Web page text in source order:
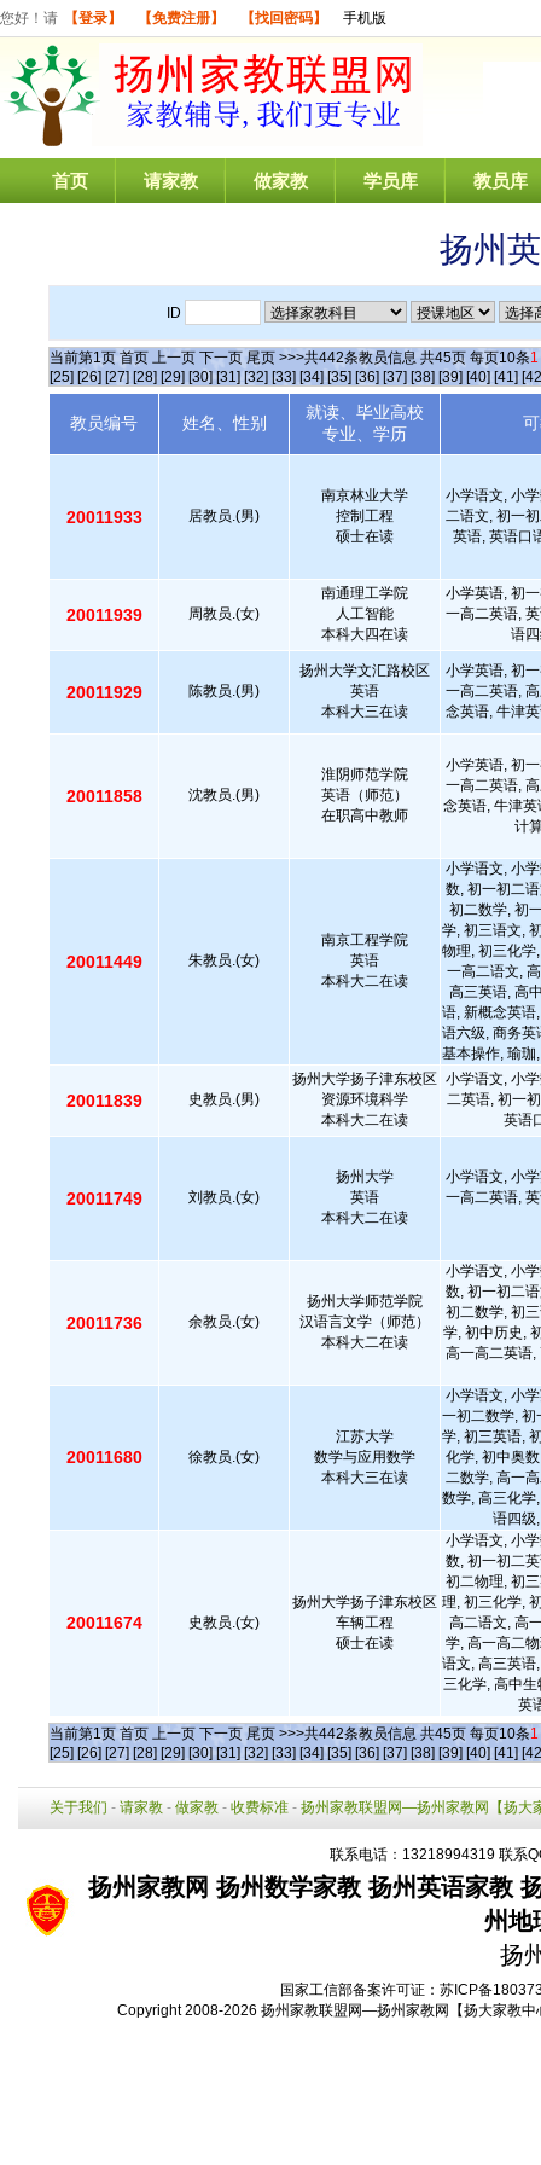
您好！请 【登录】 【免费注册】 【找回密码】 手机版
首页 请家教 做家教 学员库 教员库
扬州
ID
当前第1页 首页 上一页 下一页 尾页 >>>共442条教员信息 共45页 每页10条1
[25] [26] [27] [28] [29] [30] [31] [32] [33] [34] [35] [36] [37] [38] [39] [40] [41]
教员编号 姓名、性别
就读、毕业高校
专业、学历
20011933 居教员.(男)
南京林业大学
控制工程
硕士在读
小学语文, 小
二语文, 初一
英语, 英语口
20011939 周教员.(女)
南通理工学院
人工智能
本科大四在读
小学英语, 初
一高二英语,
语
20011929 陈教员.(男)
扬州大学文汇路校区
英语
本科大三在读
小学英语, 初
一高二英语,
念英语, 牛津
20011858 沈教员.(男)
淮阴师范学院
英语（师范）
在职高中教师
小学英语, 初
一高二英语,
念英语, 牛津
计
20011449 朱教员.(女)
南京工程学院
英语
本科大二在读
小学语文, 小
数, 初一初二
初二数学, 初
学, 初三语文,
物理, 初三化学
一高二语文,
高三英语, 高
语, 新概念英语
语六级, 商务英
基本操作, 瑜珈
20011839 史教员.(男)
扬州大学扬子津东校区
资源环境科学
本科大二在读
小学语文, 小
二英语, 初一
英语
20011749 刘教员.(女)
扬州大学
英语
本科大二在读
小学语文, 小
一高二英语,
20011736 余教员.(女)
扬州大学师范学院
汉语言文学（师范）
本科大二在读
小学语文, 小
数, 初一初二
初二数学, 初
学, 初中历史,
高一高二英语,
20011680 徐教员.(女)
江苏大学
数学与应用数学
本科大三在读
小学语文, 小
一初二数学, 初
学, 初三英语,
化学, 初中奥
二数学, 高一
数学, 高三化学
语四级
20011674 史教员.(女)
扬州大学扬子津东校区
车辆工程
硕士在读
小学语文, 小
数, 初一初二
初二物理, 初
理, 初三化学,
高二语文, 高
学, 高一高二
语文, 高三英语
三化学, 高中
英
当前第1页 首页 上一页 下一页 尾页 >>>共442条教员信息 共45页 每页10条1
[25] [26] [27] [28] [29] [30] [31] [32] [33] [34] [35] [36] [37] [38] [39] [40] [41]
关于我们 - 请家教 - 做家教 - 收费标准 - 扬州家教联盟网—扬州家教网【扬大
联系电话：13218994319 联系
扬州家教网 扬州数学家教 扬州英语家教
州地
扬
国家工信部备案许可证： 苏ICP备
Copyright 2008-2026 扬州家教联盟网—扬州家教网【扬大家教